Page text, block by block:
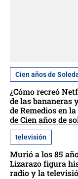
Cien años de
¿Cómo recreó
de las bananeras
de Remedios en
de Cien años de
televisión
Murió a los 85
Lizarazo figura
radio y la